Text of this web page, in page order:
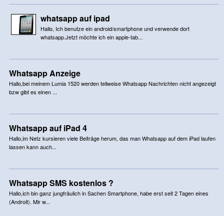
whatsapp auf ipad
Hallo, Ich benutze ein android/smartphone und verwende dort
whatsapp.Jetzt möchte ich ein apple-tab...
Whatsapp Anzeige
Hallo,bei meinem Lumia 1520 werden teilweise Whatsapp Nachrichten nicht angezeigt
bzw gibt es einen ...
Whatsapp auf iPad 4
Hallo,im Netz kursieren viele Beiträge herum, das man Whatsapp auf dem iPad laufen
lassen kann auch...
Whatsapp SMS kostenlos ?
Hallo,ich bin ganz jungfräulich in Sachen Smartphone, habe erst seit 2 Tagen eines
(Androit). Mir w...